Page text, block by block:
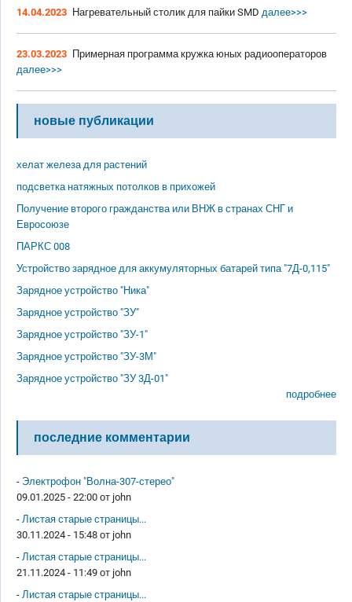
14.04.2023 Нагревательный столик для пайки SMD далее>>>
23.03.2023 Примерная программа кружка юных радиооператоров
далее>>>
новые публикации
хелат железа для растений
подсветка натяжных потолков в прихожей
Получение второго гражданства или ВНЖ в странах СНГ и
Евросоюзе
ПАРКС 008
Устройство зарядное для аккумуляторных батарей типа "7Д-0,115"
Зарядное устройство "Ника"
Зарядное устройство "ЗУ"
Зарядное устройство "ЗУ-1"
Зарядное устройство "ЗУ-3М"
Зарядное устройство "ЗУ 3Д-01"
подробнее
последние комментарии
- Электрофон "Волна-307-стерео"
09.01.2025 - 22:00 от john
- Листая старые страницы...
30.11.2024 - 15:48 от john
- Листая старые страницы...
21.11.2024 - 11:49 от john
- Листая старые страницы...